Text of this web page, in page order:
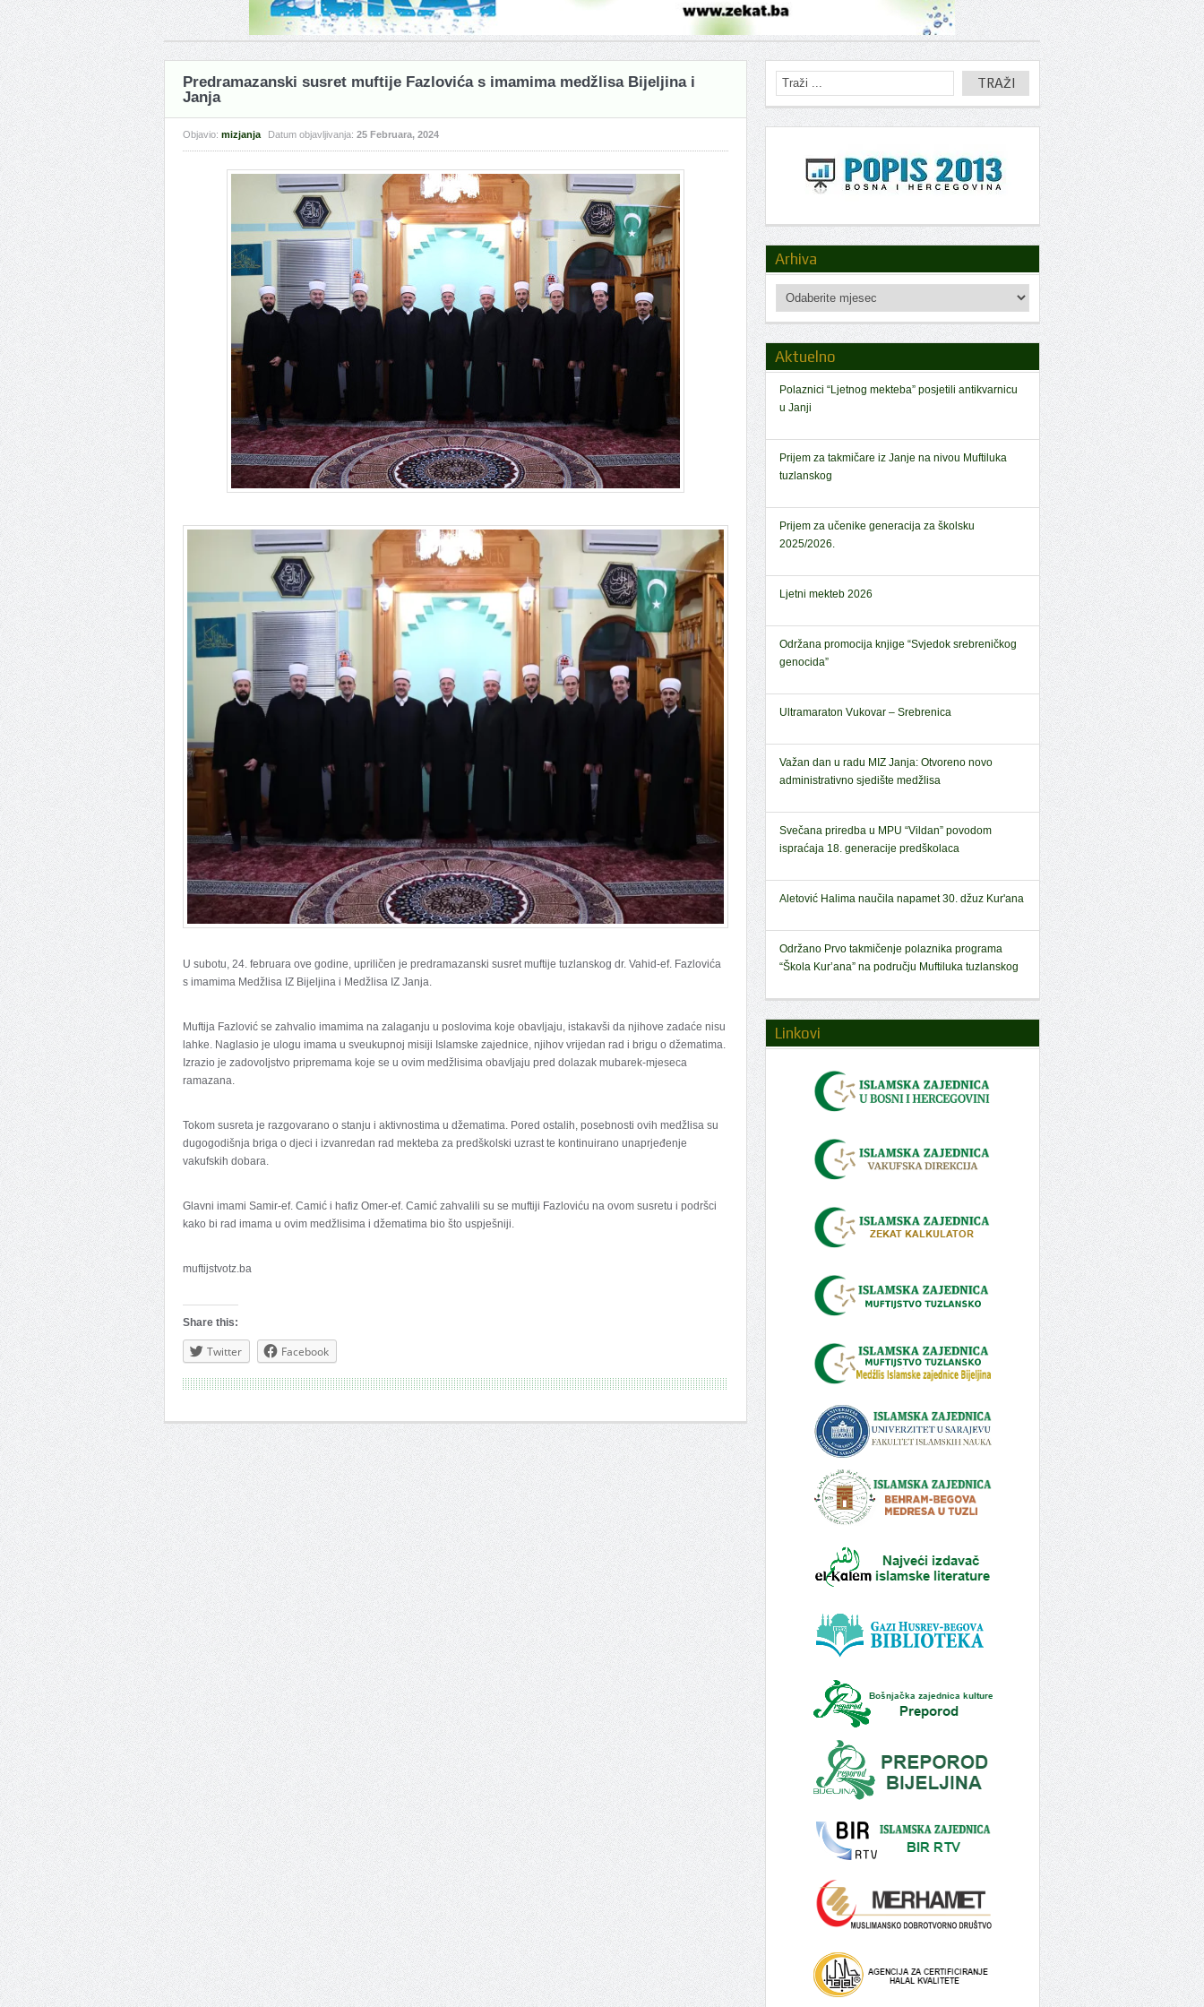
Predramazanski susret muftije Fazlovića s imamima medžlisa Bijeljina i
Janja
Objavio: mizjanja Datum objavljivanja: 25 Februara, 2024
U subotu, 24. februara ove godine, upriličen je predramazanski susret muftije tuzlanskog dr. Vahid-ef. Fazlovića
s imamima Medžlisa IZ Bijeljina i Medžlisa IZ Janja.
Muftija Fazlović se zahvalio imamima na zalaganju u poslovima koje obavljaju, istakavši da njihove zadaće nisu
lahke. Naglasio je ulogu imama u sveukupnoj misiji Islamske zajednice, njihov vrijedan rad i brigu o džematima.
Izrazio je zadovoljstvo pripremama koje se u ovim medžlisima obavljaju pred dolazak mubarek-mjeseca
ramazana.
Tokom susreta je razgovarano o stanju i aktivnostima u džematima. Pored ostalih, posebnosti ovih medžlisa su
dugogodišnja briga o djeci i izvanredan rad mekteba za predškolski uzrast te kontinuirano unaprjeđenje
vakufskih dobara.
Glavni imami Samir-ef. Camić i hafiz Omer-ef. Camić zahvalili su se muftiji Fazloviću na ovom susretu i podršci
kako bi rad imama u ovim medžlisima i džematima bio što uspješniji.
muftijstvotz.ba
Share this:
Twitter Facebook
Arhiva
Arhiva
Aktuelno
Polaznici “Ljetnog mekteba” posjetili antikvarnicu
u Janji
Prijem za takmičare iz Janje na nivou Muftiluka
tuzlanskog
Prijem za učenike generacija za školsku
2025/2026.
Ljetni mekteb 2026
Održana promocija knjige “Svjedok srebreničkog
genocida”
Ultramaraton Vukovar – Srebrenica
Važan dan u radu MIZ Janja: Otvoreno novo
administrativno sjedište medžlisa
Svečana priredba u MPU “Vildan” povodom
ispraćaja 18. generacije predškolaca
Aletović Halima naučila napamet 30. džuz Kur'ana
Održano Prvo takmičenje polaznika programa
“Škola Kur’ana” na području Muftiluka tuzlanskog
Linkovi